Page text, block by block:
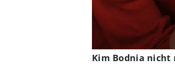
Kim Bodnia nicht